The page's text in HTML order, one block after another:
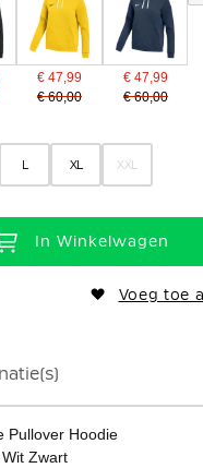
€ 47,99
€ 60,00
€ 47,99
€ 60,00
L XL XXL
In Winkelwagen
Voeg toe
Pullover Hoodie
Zwart